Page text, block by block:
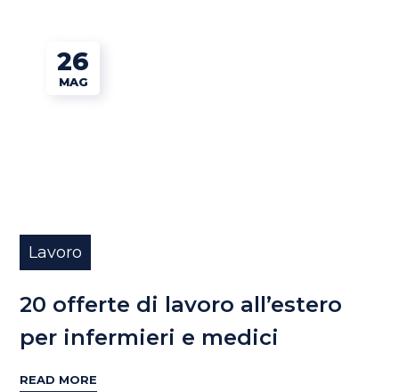
26
MAG
Lavoro
20 offerte di lavoro all’estero
per infermieri e medici
READ MORE